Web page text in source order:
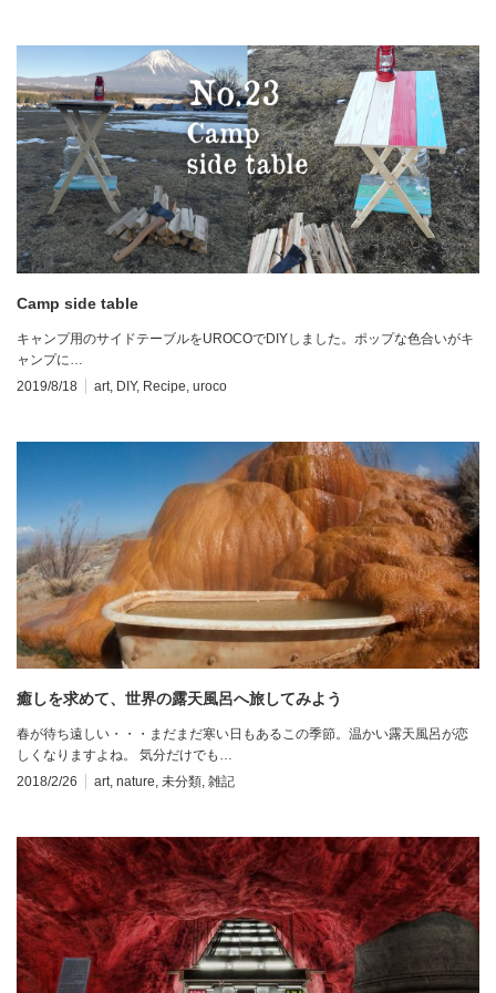
Camp side table
キャンプ用のサイドテーブルをUROCOでDIYしました。ポップな色合いがキ
ャンプに…
2019/8/18
art DIY, Recipe uroco
癒しを求めて、世界の露天風呂へ旅してみよう
春が待ち遠しい・・・まだまだ寒い日もあるこの季節。温かい露天風呂が恋
しくなりますよね。 気分だけでも…
2018/2/26
art nature 未分類 雑記